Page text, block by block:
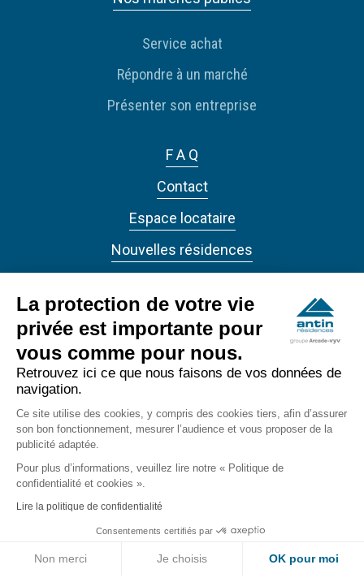
Service achat
Répondre à un marché
Présenter son entreprise
F A Q
Contact
Espace locataire
Nouvelles résidences
ANTIN RÉSIDENCES 2022 - Tous droits réservés
Accessibilité
Confidentialité
Mentions légales
La protection de votre vie
privée est importante pour
vous comme pour nous.
Retrouvez ici ce que nous faisons de vos données de
navigation.
Ce site utilise des cookies, y compris des cookies tiers, afin d’assurer
son bon fonctionnement, mesurer l’audience et vous proposer de la
publicité adaptée.
Pour plus d’informations, veuillez lire notre « Politique de
confidentialité et cookies ».
Lire la politique de confidentialité
Consentements certifiés par
Non merci Je choisis OK pour moi